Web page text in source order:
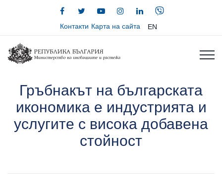
Контакти Карта на сайта EN
Гръбнакът на българската
икономика е индустрията и
услугите с висока добавена
стойност